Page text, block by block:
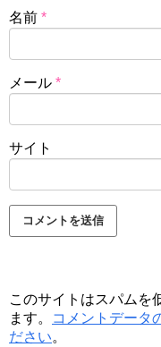
名前 *
メール *
サイト
このサイトはスパムを
ます。
コメントデータ
ださい。